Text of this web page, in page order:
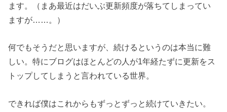
ます。（まあ最近はだいぶ更新頻度が落ちてしまってい
ますが……。）
何でもそうだと思いますが、続けるというのは本当に難
しい。特にブログはほとんどの人が1年経たずに更新をス
トップしてしまうと言われている世界。
できれば僕はこれからもずっとずっと続けていきたい。